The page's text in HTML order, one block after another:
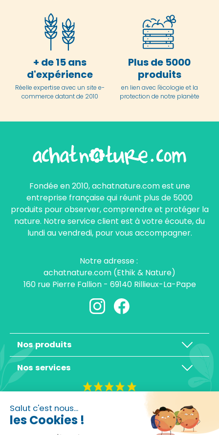
Salut c'est nous...
les Cookies !
+ de 15 ans
d'expérience
Réelle expertise avec un site e-
commerce datant de 2010
Plus de 5000
produits
en lien avec l'écologie et la
protection de notre planète
Fondée en 2010, achatnature.com est une
entreprise française qui réunit plus de 5000
produits pour observer, comprendre et protéger la
nature. Notre service client est à votre écoute, du
lundi au vendredi, pour vous accompagner.
Notre adresse :
achatnature.com (Ethik & Nature)
160 rue Pierre Fallion - 69140 Rillieux-La-Pape
Nos produits
Nos services